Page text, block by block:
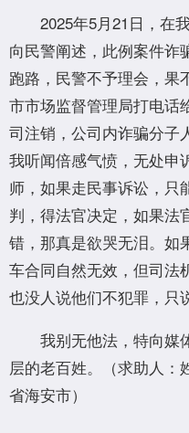
2025年5月21日，在
向民警阐述，此例案件诈
跑路，民警不予理会，果
市市场监督管理局打电话
司注销，公司内诈骗分子
我听闻倍感气愤，无处申
师，如果走民事诉讼，只
判，得法官决定，如果法
错，那真是欲哭无泪。如
车合同自然无效，但司法
也没人说他们不犯罪，只
我别无他法，特向媒
层的老百姓。（求助人
省海安市）